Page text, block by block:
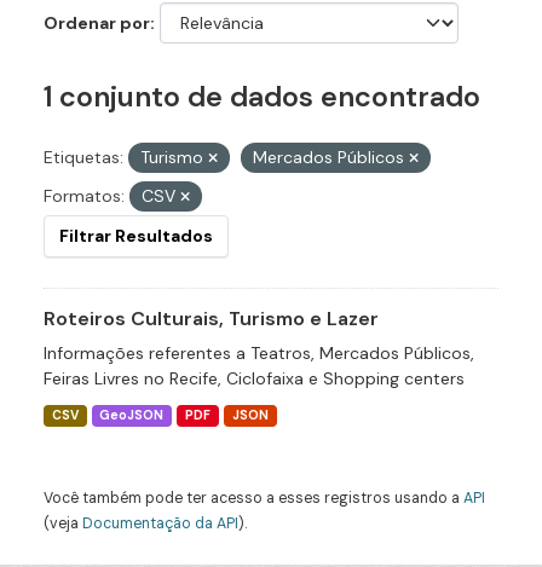
Ordenar por
1 conjunto de dados encontrado
Etiquetas: Turismo
Mercados Públicos
Formatos:
CSV
Filtrar Resultados
Roteiros Culturais, Turismo e Lazer
Informações referentes a Teatros, Mercados Públicos,
Feiras Livres no Recife, Ciclofaixa e Shopping centers
CSV GeoJSON PDF JSON
Você também pode ter acesso a esses registros usando a API
(veja Documentação da API).